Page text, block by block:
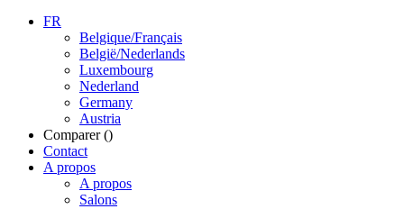
FR
Belgique/Français
België/Nederlands
Luxembourg
Nederland
Germany
Austria
Comparer ()
Contact
A propos
A propos
Salons